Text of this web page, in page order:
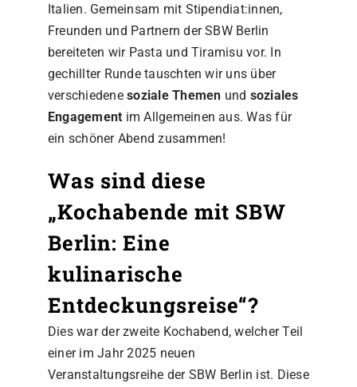
Italien. Gemeinsam mit Stipendiat:innen,
Freunden und Partnern der SBW Berlin
bereiteten wir Pasta und Tiramisu vor. In
gechillter Runde tauschten wir uns über
verschiedenesoziale Themen und soziales
Engagement im Allgemeinen aus. Was für
ein schöner Abend zusammen!
Was sind diese
„Kochabende mit SBW
Berlin: Eine
kulinarische
Entdeckungsreise“?
Dies war der zweite Kochabend, welcher Teil
einer im Jahr 2025 neuen
Veranstaltungsreihe der SBW Berlin ist. Diese